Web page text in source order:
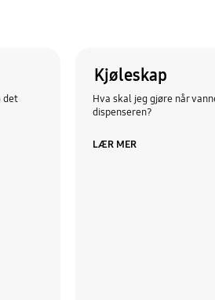
det
Kjøleskap
Hva skal jeg gjøre når
dispenseren?
LÆR MER